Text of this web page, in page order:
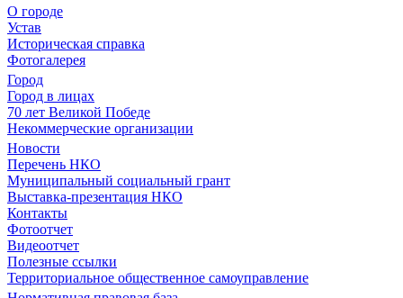
О городе
Устав
Историческая справка
Фотогалерея
Город
Город в лицах
70 лет Великой Победе
Некоммерческие организации
Новости
Перечень НКО
Муниципальный социальный грант
Выставка-презентация НКО
Контакты
Фотоотчет
Видеоотчет
Полезные ссылки
Территориальное общественное самоуправление